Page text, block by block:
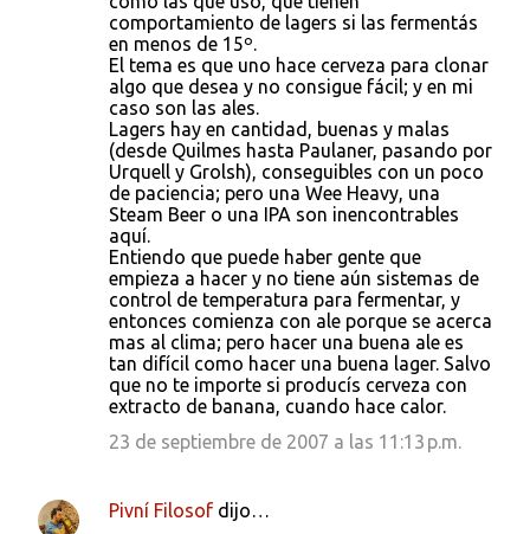
comportamiento de lagers si las fermentás
en menos de 15º.
El tema es que uno hace cerveza para clonar
algo que desea y no consigue fácil; y en mi
caso son las ales.
Lagers hay en cantidad, buenas y malas
(desde Quilmes hasta Paulaner, pasando por
Urquell y Grolsh), conseguibles con un poco
de paciencia; pero una Wee Heavy, una
Steam Beer o una IPA son inencontrables
aquí.
Entiendo que puede haber gente que
empieza a hacer y no tiene aún sistemas de
control de temperatura para fermentar, y
entonces comienza con ale porque se acerca
mas al clima; pero hacer una buena ale es
tan difícil como hacer una buena lager. Salvo
que no te importe si producís cerveza con
extracto de banana, cuando hace calor.
23 de septiembre de 2007 a las 11:13 p.m.
Pivní Filosof dijo…